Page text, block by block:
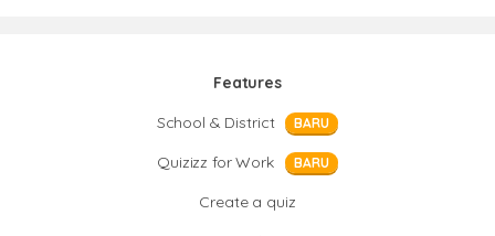
Features
School & District
BARU
Quizizz for Work BARU
Create a quiz